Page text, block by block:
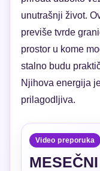
unutrašnji život.
previše tvrde
prostor u kome
stalno budu
Njihova energija
prilagodljiva.
Video preporuka